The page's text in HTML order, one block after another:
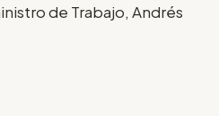
de Trabajo, Andrés